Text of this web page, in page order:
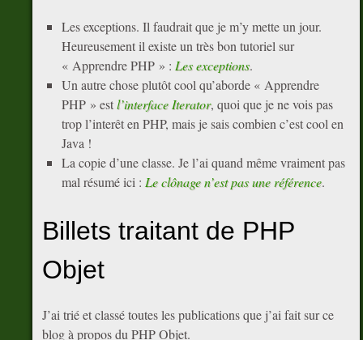
Les exceptions. Il faudrait que je m’y mette un jour.
Heureusement il existe un très bon tutoriel sur
« Apprendre PHP » : Les exceptions.
Un autre chose plutôt cool qu’aborde « Apprendre
PHP » estl’interface Iterator, quoi que je ne vois pas
trop l’interêt en PHP, mais je sais combien c’est cool en
Java !
La copie d’une classe. Je l’ai quand même vraiment pas
mal résumé ici : Le clônage n’est pas une référence.
Billets traitant de PHP
Objet
J’ai trié et classé toutes les publications que j’ai fait sur ce
blog à propos du PHP Objet.